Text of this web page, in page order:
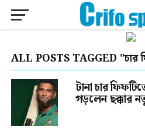
ALL POSTS TAGGED "চার
টানা চার
গড়লেন ছক্কার